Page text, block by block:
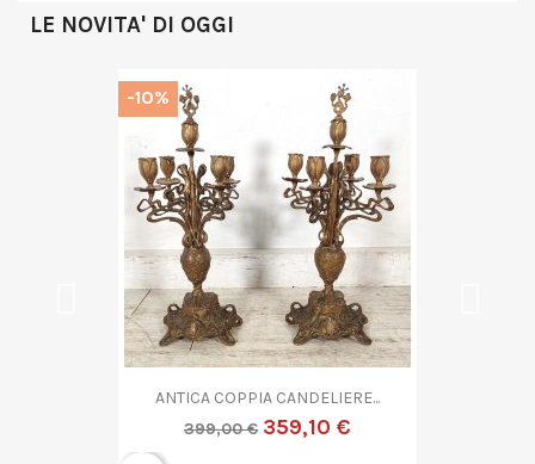
LE NOVITA' DI OGGI
ANTICA COPPA VETRO...
799,00 € 719,10 €
-10%